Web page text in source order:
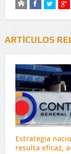
ARTÍCULOS
Estrategia
resulta eficaz,